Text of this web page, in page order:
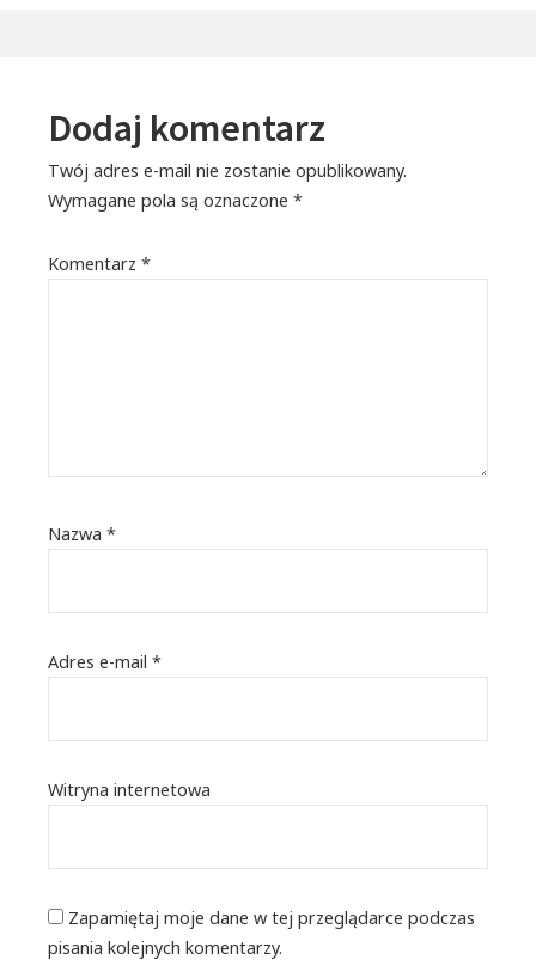
Dodaj komentarz
Twój adres e-mail nie zostanie opublikowany.
Wymagane pola są oznaczone *
Komentarz *
Nazwa *
Adres e-mail *
Witryna internetowa
Zapamiętaj moje dane w tej przeglądarce podczas
pisania kolejnych komentarzy.